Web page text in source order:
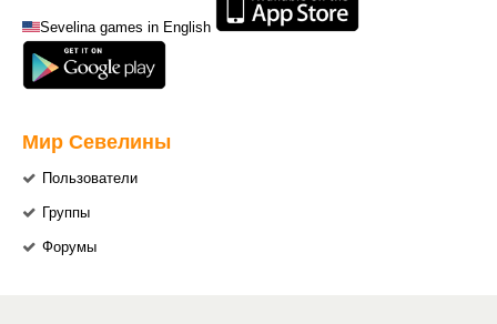
Sevelina games in English
Мир Севелины
Пользователи
Группы
Форумы